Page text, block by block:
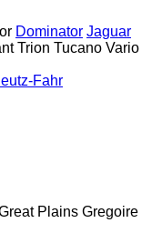
Dominator Jaguar
Trion Tucano Vario
Fahr
Plains Gregoire